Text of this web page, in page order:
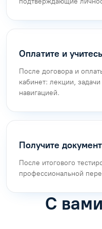
Оплатите и учитесь
После договора и
кабинет: лекции,
навигацией.
Получите документ
После итогового
профессиональной
С